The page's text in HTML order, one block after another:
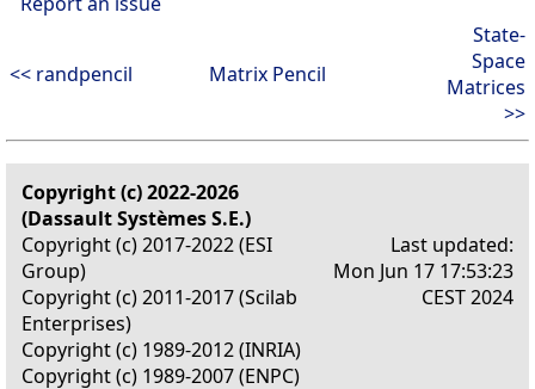
<< randpencil Matrix Pencil
State-
Space
Matrices
>>
Copyright (c) 2022-2026
(Dassault Systèmes S.E.)
Copyright (c) 2017-2022 (ESI
Group)
Copyright (c) 2011-2017 (Scilab
Enterprises)
Copyright (c) 1989-2012 (INRIA)
Copyright (c) 1989-2007 (ENPC)
Last updated:
Mon Jun 17 17:53:23
CEST 2024